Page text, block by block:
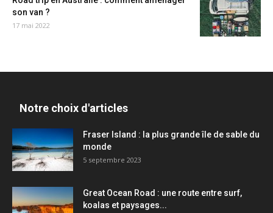
son van ?
17 mai 2022
Notre choix d'articles
Fraser Island : la plus grande île de sable du
monde
5 septembre 2023
Great Ocean Road : une route entre surf,
koalas et paysages...